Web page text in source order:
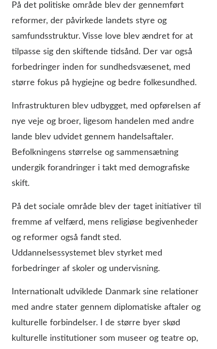
På det politiske område blev der gennemført
reformer, der påvirkede landets styre og
samfundsstruktur. Visse love blev ændret for at
tilpasse sig den skiftende tidsånd. Der var også
forbedringer inden for sundhedsvæsenet, med
større fokus på hygiejne og bedre folkesundhed.
Infrastrukturen blev udbygget, med opførelsen af
nye veje og broer, ligesom handelen med andre
lande blev udvidet gennem handelsaftaler.
Befolkningens størrelse og sammensætning
undergik forandringer i takt med demografiske
skift.
På det sociale område blev der taget initiativer til
fremme af velfærd, mens religiøse begivenheder
og reformer også fandt sted.
Uddannelsessystemet blev styrket med
forbedringer af skoler og undervisning.
Internationalt udviklede Danmark sine relationer
med andre stater gennem diplomatiske aftaler og
kulturelle forbindelser. I de større byer skød
kulturelle institutioner som museer og teatre op,